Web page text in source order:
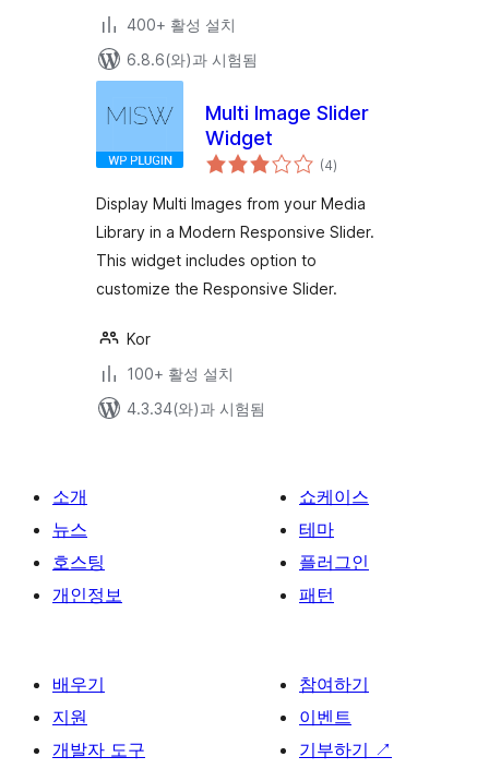
400+ 활성 설치
6.8.6(와)과 시험됨
Multi Image Slider
Widget
(4전
체
점
)
Display Multi Images from your Media
Library in a Modern Responsive Slider.
This widget includes option to
customize the Responsive Slider.
Kor
100+ 활성 설치
4.3.34(와)과 시험됨
소개
뉴스
호스팅
개인정보
쇼케이스
테마
플러그인
패턴
배우기
지원
개발자 도구
참여하기
이벤트
기부하기 ↗